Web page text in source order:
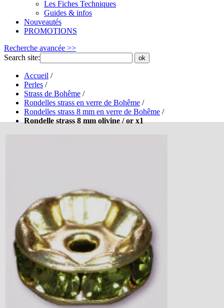
Les Fiches Techniques
Guides & infos
Nouveautés
PROMOTIONS
Recherche avancée >>
Search site:
ok
Accueil /
Perles /
Strass de Bohême /
Rondelles strass en verre de Bohême /
Rondelles strass 8 mm en verre de Bohême /
Rondelle strass 8 mm olivine / or x1